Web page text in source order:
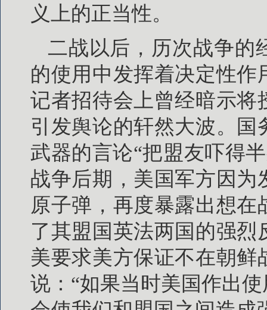
义上的正当性。
二战以后，历次战争的
的使用中发挥着决定性
记者招待会上曾经暗示将
引发舆论的轩然大波。
武器的言论“把盟友吓得
战争后期，美国军方因
原子弹，再度暴露出想
了其盟国英法两国的强
美要求美方保证不在朝
说：“如果当时美国作出